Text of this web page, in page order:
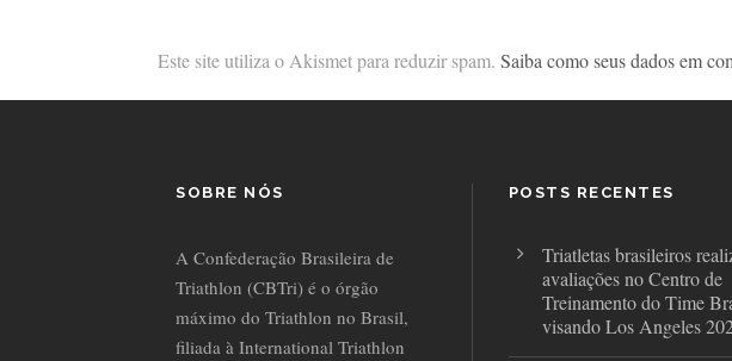
Este site utiliza o Akismet para reduzir spam. Saiba como seus dados em
SOBRE NÓS
A Confederação Brasileira de
Triathlon (CBTri) é o órgão
máximo do Triathlon no Brasil,
filiada à International Triathlon
POSTS RECENTES
Triatletas brasileiros
avaliações no Centro de
Treinamento do Time
visando Los Angeles